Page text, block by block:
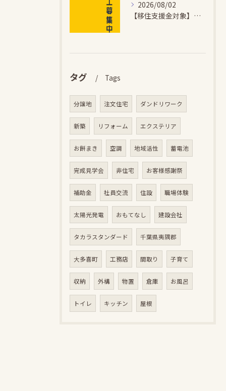
2026/08/02
【移住支援金対象】【未経験歓迎】大多喜町で「見えないところも...
タグ Tags
分譲地 注文住宅 ダンドリワーク
新築 リフォーム エクステリア
お餅まき 空調 地域活性 蓄電池
完成見学会 非住宅 お客様感謝祭
補助金 社員交流 住設 職場体験
太陽光発電 おもてなし 建設会社
タカラスタンダード 千葉県夷隅郡
大多喜町 工務店 間取り 子育て
収納 外構 物置 倉庫 お風呂
トイレ キッチン 屋根